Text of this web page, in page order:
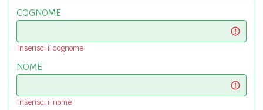
COGNOME
Inserisci il cognome
NOME
Inserisci il nome